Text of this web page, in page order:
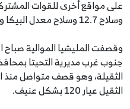
وسلاح 12.7 وسلاح معدل البيكا والأسلحة القناصة.
وقصفت المليشيا الموالية
جنوب غرب مديرية التحيتا
الثقيل عيار 120 بشكل عنيف.